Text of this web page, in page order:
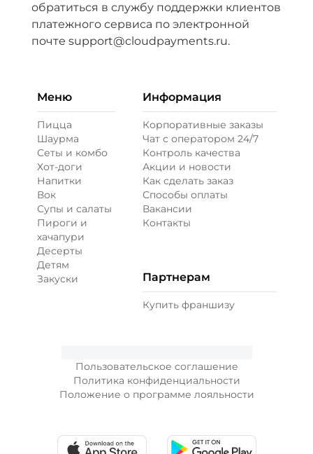
обратиться в службу поддержки клиентов
платежного сервиса по электронной
почте support@cloudpayments.ru.
Пользовательское соглашение
Политика конфиденциальности
Положение о программе лояльности
Меню
Пицца
Шаурма
Сеты и комбо
Хот-доги
Напитки
Вок
Супы и салаты
Пироги и
хачапури
Десерты
Детям
Закуски
Информация
Корпоративные заказы
Чат с оператором 24/7
Контроль качества
Акции и новости
Как сделать заказ
Способы оплаты
Вакансии
Контакты
Партнерам
Купить франшизу